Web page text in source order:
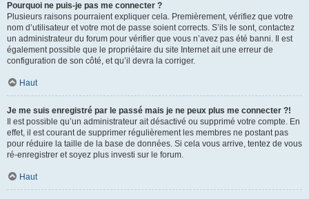
Pourquoi ne puis-je pas me connecter ?
Plusieurs raisons pourraient expliquer cela. Premièrement, vérifiez que votre
nom d’utilisateur et votre mot de passe soient corrects. S’ils le sont, contactez
un administrateur du forum pour vérifier que vous n’avez pas été banni. Il est
également possible que le propriétaire du site Internet ait une erreur de
configuration de son côté, et qu’il devra la corriger.
Haut
Je me suis enregistré par le passé mais je ne peux plus me connecter ?!
Il est possible qu’un administrateur ait désactivé ou supprimé votre compte. En
effet, il est courant de supprimer régulièrement les membres ne postant pas
pour réduire la taille de la base de données. Si cela vous arrive, tentez de vous
ré-enregistrer et soyez plus investi sur le forum.
Haut